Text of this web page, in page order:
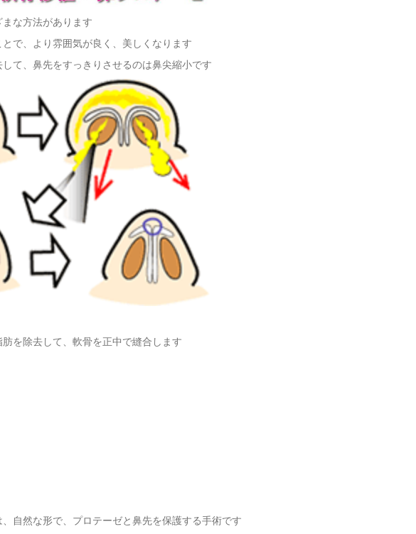
な方法があります
で、より雰囲気が良く、美しくなります
て、鼻先をすっきりさせるのは鼻尖縮小です
を除去して、軟骨を正中で縫合します
自然な形で、プロテーゼと鼻先を保護する手術です